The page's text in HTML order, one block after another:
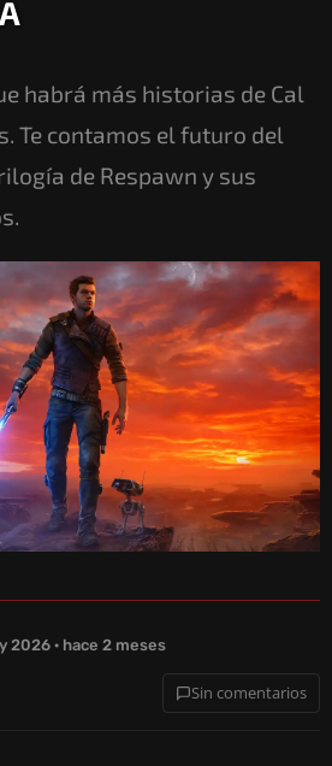
habrá más historias de Cal
Te contamos el futuro del
de Respawn y sus
2026 · hace 2 meses
Sin comentarios